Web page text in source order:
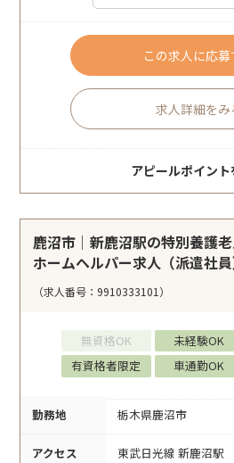
この求人に応募
求人詳細をみ
アピールポイント
鹿沼市｜新鹿沼駅の特別養護
ホームヘルパー求人（派遣社員
（求人番号：9910333101）
無資格OK 未経験OK
有資格者限定
車通勤OK
勤務地 栃木県鹿沼市
アクセス 東武日光線 新鹿沼駅